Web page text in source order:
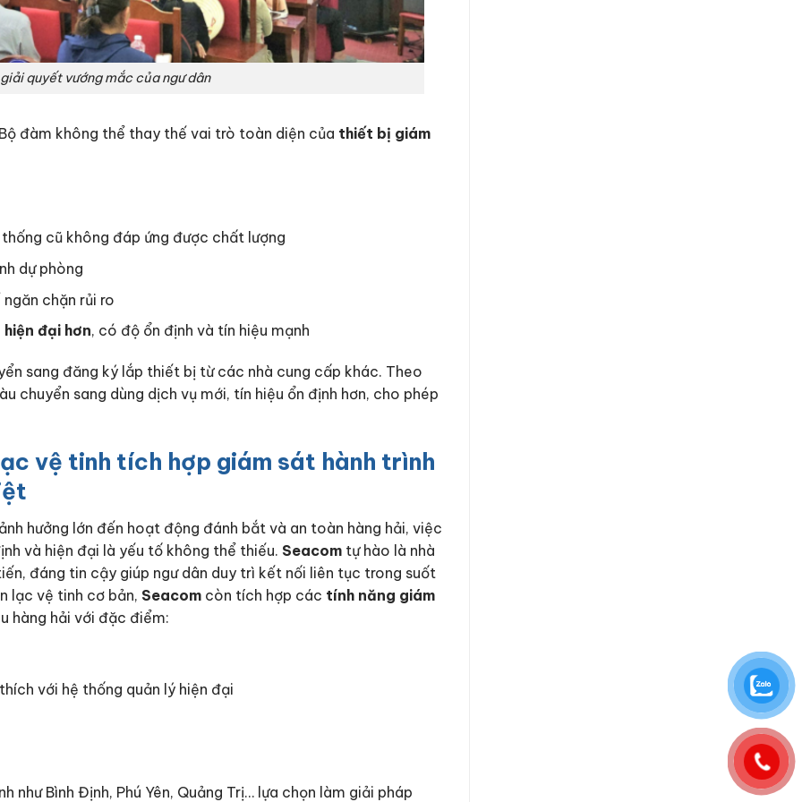
quyết vướng mắc của ngư dân
đàm không thể thay thế vai trò toàn diện của thiết bị giám
cũ không đáp ứng được chất lượng
dự phòng
chặn rủi ro
đại hơn, có độ ổn định và tín hiệu mạnh
sang đăng ký lắp thiết bị từ các nhà cung cấp khác. Theo
chuyển sang dùng dịch vụ mới, tín hiệu ổn định hơn, cho phép
vệ tinh tích hợp giám sát hành trình
hưởng lớn đến hoạt động đánh bắt và an toàn hàng hải, việc
và hiện đại là yếu tố không thể thiếu. Seacom tự hào là nhà
đáng tin cậy giúp ngư dân duy trì kết nối liên tục trong suốt
lạc vệ tinh cơ bản, Seacom còn tích hợp các tính năng giám
hàng hải với đặc điểm:
với hệ thống quản lý hiện đại
Bình Định, Phú Yên, Quảng Trị… lựa chọn làm giải pháp